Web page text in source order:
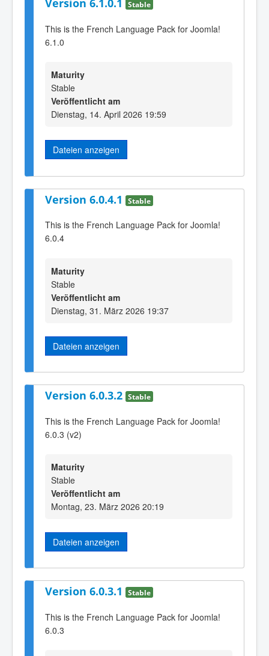
Version 6.1.0.1 Stable
This is the French Language Pack for Joomla!
6.1.0
Maturity
Stable
Veröffentlicht am
Dienstag, 14. April 2026 19:59
Dateien anzeigen
Version 6.0.4.1 Stable
This is the French Language Pack for Joomla!
6.0.4
Maturity
Stable
Veröffentlicht am
Dienstag, 31. März 2026 19:37
Dateien anzeigen
Version 6.0.3.2 Stable
This is the French Language Pack for Joomla!
6.0.3 (v2)
Maturity
Stable
Veröffentlicht am
Montag, 23. März 2026 20:19
Dateien anzeigen
Version 6.0.3.1 Stable
This is the French Language Pack for Joomla!
6.0.3